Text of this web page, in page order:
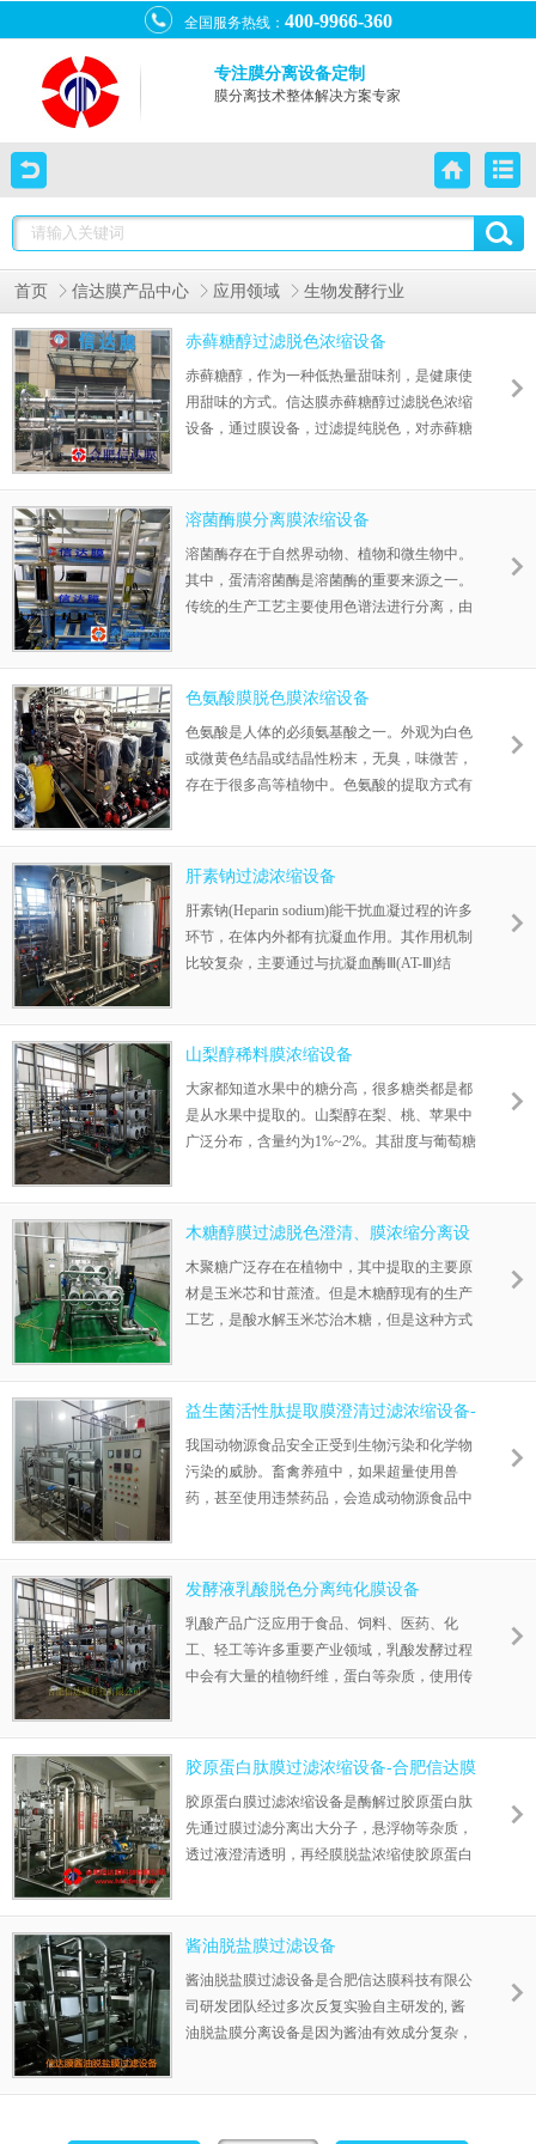
全国服务热线： 400-9966-360
专注膜分离设备定制
膜分离技术整体解决方案专家
首页 信达膜产品中心 应用领域 生物发酵行业
赤藓糖醇过滤脱色浓缩设备
赤藓糖醇，作为一种低热量甜味剂，是健康使
用甜味的方式。信达膜赤藓糖醇过滤脱色浓缩
设备，通过膜设备，过滤提纯脱色，对赤藓糖
也可以做到过滤分离脱色提纯，解决了赤藓糖
能源消耗，从而做到科学生产，提高企业的生
产。
溶菌酶膜分离膜浓缩设备
溶菌酶存在于自然界动物、植物和微生物中。
其中，蛋清溶菌酶是溶菌酶的重要来源之一。
传统的生产工艺主要使用色谱法进行分离，由
利用膜设备分离除杂，在利用膜设备浓缩，除
分离出来的溶菌酶更加纯净，解决了物料精制
难题。
色氨酸膜脱色膜浓缩设备
色氨酸是人体的必须氨基酸之一。外观为白色
或微黄色结晶或结晶性粉末，无臭，味微苦，
存在于很多高等植物中。色氨酸的提取方式有
免传统工艺的缺陷，其收益也提到了很好的提
肝素钠过滤浓缩设备
肝素钠(Heparin sodium)能干扰血凝过程的许多
环节，在体内外都有抗凝血作用。其作用机制
比较复杂，主要通过与抗凝血酶Ⅲ(AT-Ⅲ)结
集和破坏、妨碍凝血激活酶的形成、阻止凝血
蛋白原变成纤维蛋白，从而发挥抗凝作用。信
达膜肝素钠过滤浓缩设备，在提取肝素钠上，
产品精纯，品质好，技术过硬，可以与企业合
山梨醇稀料膜浓缩设备
大家都知道水果中的糖分高，很多糖类都是都
是从水果中提取的。山梨醇在梨、桃、苹果中
广泛分布，含量约为1%~2%。其甜度与葡萄糖
下，提取了更好的山梨醇的同时，稀料也得到
效果好，澄清出来的产品浓度高。
木糖醇膜过滤脱色澄清、膜浓缩分离设
备
木聚糖广泛存在在植物中，其中提取的主要原
材是玉米芯和甘蔗渣。但是木糖醇现有的生产
工艺，是酸水解玉米芯治木糖，但是这种方式
膜膜分离技术结合传统工艺，首先母液通过木
备。减少了蒸汽的消耗，能耗低，成本也低，
而且膜浓缩出来的水，颜色趋于无色洁净，可
回用于前端酸解工序，节省生产用水，降低废
益生菌活性肽提取膜澄清过滤浓缩设备-
信达膜
我国动物源食品安全正受到生物污染和化学物
污染的威胁。畜禽养殖中，如果超量使用兽
药，甚至使用违禁药品，会造成动物源食品中
品。
发酵液乳酸脱色分离纯化膜设备
乳酸产品广泛应用于食品、饲料、医药、化
工、轻工等许多重要产业领域，乳酸发酵过程
中会有大量的植物纤维，蛋白等杂质，使用传
分离技术乳酸脱色分离纯化膜设备的应用可以
胶原蛋白肽膜过滤浓缩设备-合肥信达膜
科技有限公司
胶原蛋白膜过滤浓缩设备是酶解过胶原蛋白肽
先通过膜过滤分离出大分子，悬浮物等杂质，
透过液澄清透明，再经膜脱盐浓缩使胶原蛋白
肽。
酱油脱盐膜过滤设备
酱油脱盐膜过滤设备是合肥信达膜科技有限公
司研发团队经过多次反复实验自主研发的, 酱
油脱盐膜分离设备是因为酱油有效成分复杂，
求，我公司选用多种不同膜试验，确定满足客